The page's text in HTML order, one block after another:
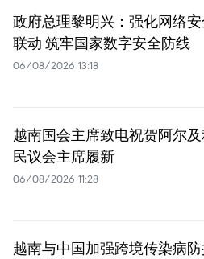
政府总理黎明兴：强化网络
联动 筑牢国家数字安全防线
06/08/2026 13:18
越南国会主席致电祝贺阿尔
民议会主席履新
06/08/2026 11:28
越南与中国加强跨境传染病